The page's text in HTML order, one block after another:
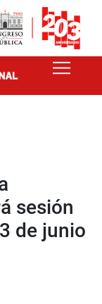
sesión
de junio